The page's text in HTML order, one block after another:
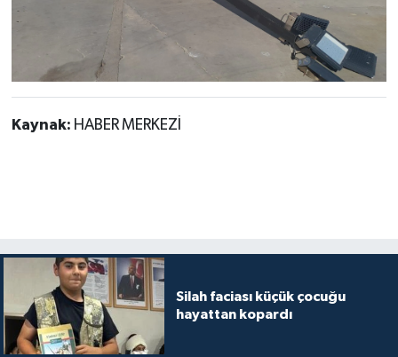
Kaynak: HABER MERKEZİ
Silah faciası küçük çocuğu
hayattan kopardı